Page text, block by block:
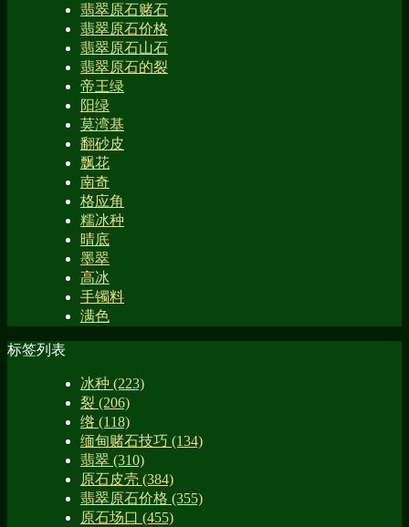
翡翠原石赌石
翡翠原石价格
翡翠原石山石
翡翠原石的裂
帝王绿
阳绿
莫湾基
翻砂皮
飘花
南奇
格应角
糯冰种
晴底
墨翠
高冰
手镯料
满色
标签列表
冰种 (223)
裂 (206)
绺 (118)
缅甸赌石技巧 (134)
翡翠 (310)
原石皮壳 (384)
翡翠原石价格 (355)
原石场口 (455)